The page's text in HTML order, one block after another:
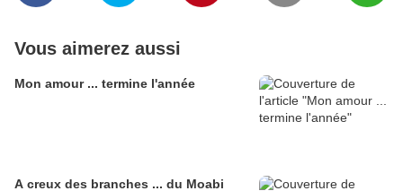
Vous aimerez aussi
Mon amour ... termine l'année
A creux des branches ... du Moabi